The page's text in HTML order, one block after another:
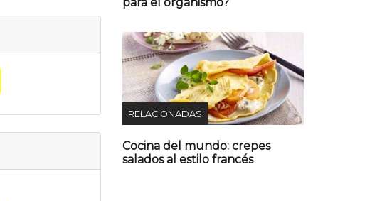
para el organismo?
RELACIONADAS
Cocina del mundo: crepes
salados al estilo francés